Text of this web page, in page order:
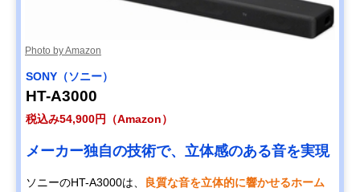
Photo by Amazon
SONY（ソニー）
HT-A3000
税込み54,900円（Amazon）
メーカー独自の技術で、立体感のある音を実現
ソニーのHT-A3000は、
良質な音を立体的に響かせるホーム